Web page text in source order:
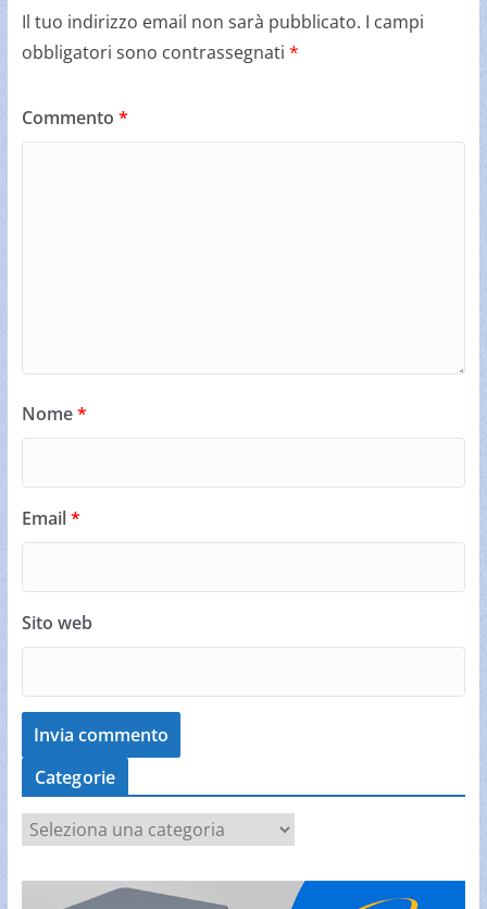
Il tuo indirizzo email non sarà pubblicato. I campi
obbligatori sono contrassegnati *
Commento *
Nome*
Email*
Sito web
Categorie
a
t